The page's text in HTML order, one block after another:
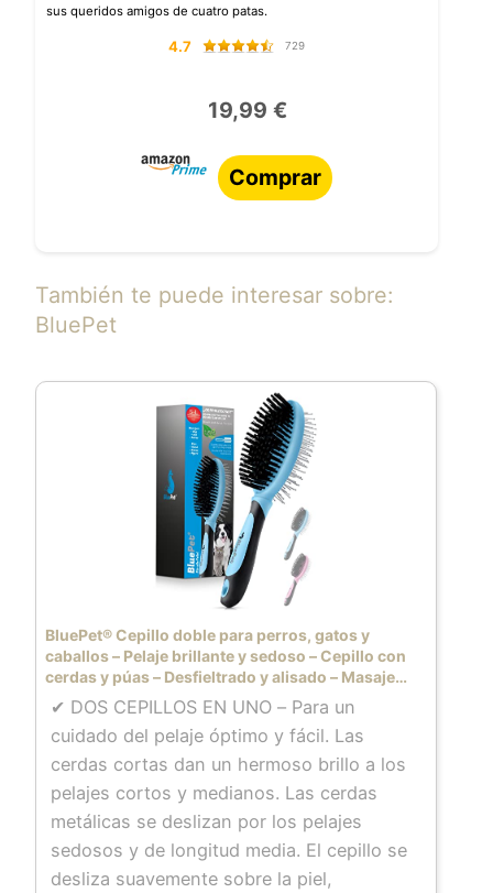
sus queridos amigos de cuatro patas.
4.7 729
19,99 €
Comprar
También te puede interesar sobre:
BluePet
BluePet® Cepillo doble para perros, gatos y
caballos – Pelaje brillante y sedoso – Cepillo con
cerdas y púas – Desfieltrado y alisado – Masaje
calmante y estimulación de la circulación
✔ DOS CEPILLOS EN UNO – Para un
cuidado del pelaje óptimo y fácil. Las
cerdas cortas dan un hermoso brillo a los
pelajes cortos y medianos. Las cerdas
metálicas se deslizan por los pelajes
sedosos y de longitud media. El cepillo se
desliza suavemente sobre la piel,